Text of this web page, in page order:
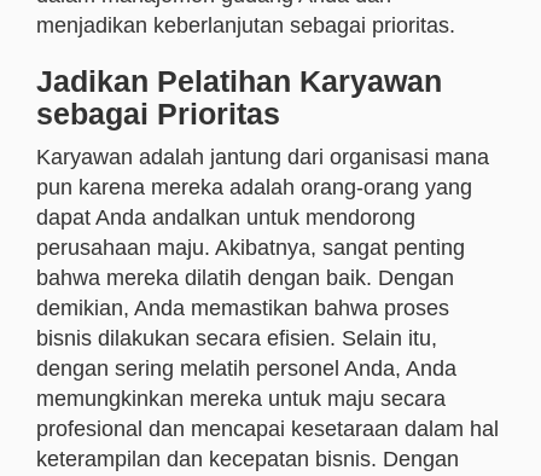
menjadikan keberlanjutan sebagai prioritas.
Jadikan Pelatihan Karyawan
sebagai Prioritas
Karyawan adalah jantung dari organisasi mana
pun karena mereka adalah orang-orang yang
dapat Anda andalkan untuk mendorong
perusahaan maju. Akibatnya, sangat penting
bahwa mereka dilatih dengan baik. Dengan
demikian, Anda memastikan bahwa proses
bisnis dilakukan secara efisien. Selain itu,
dengan sering melatih personel Anda, Anda
memungkinkan mereka untuk maju secara
profesional dan mencapai kesetaraan dalam hal
keterampilan dan kecepatan bisnis. Dengan